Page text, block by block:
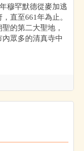
穆罕默德從麥加逃
直至661年為止。
的第二大聖地，
眾多的清真寺中